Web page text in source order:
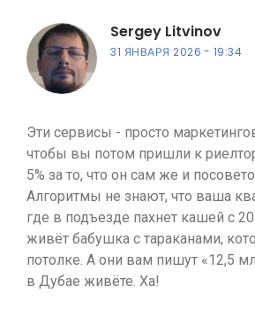
Sergey Litvinov
31 ЯНВАРЯ 2026 19:34
Эти сервисы - просто
чтобы вы потом пришли к
5% за то, что он сам же и
Алгоритмы не знают, что ваша
где в подъезде пахнет кашей с
живёт бабушка с тараканами,
потолке. А они вам пишут «12,5
в Дубае живёте. Ха!